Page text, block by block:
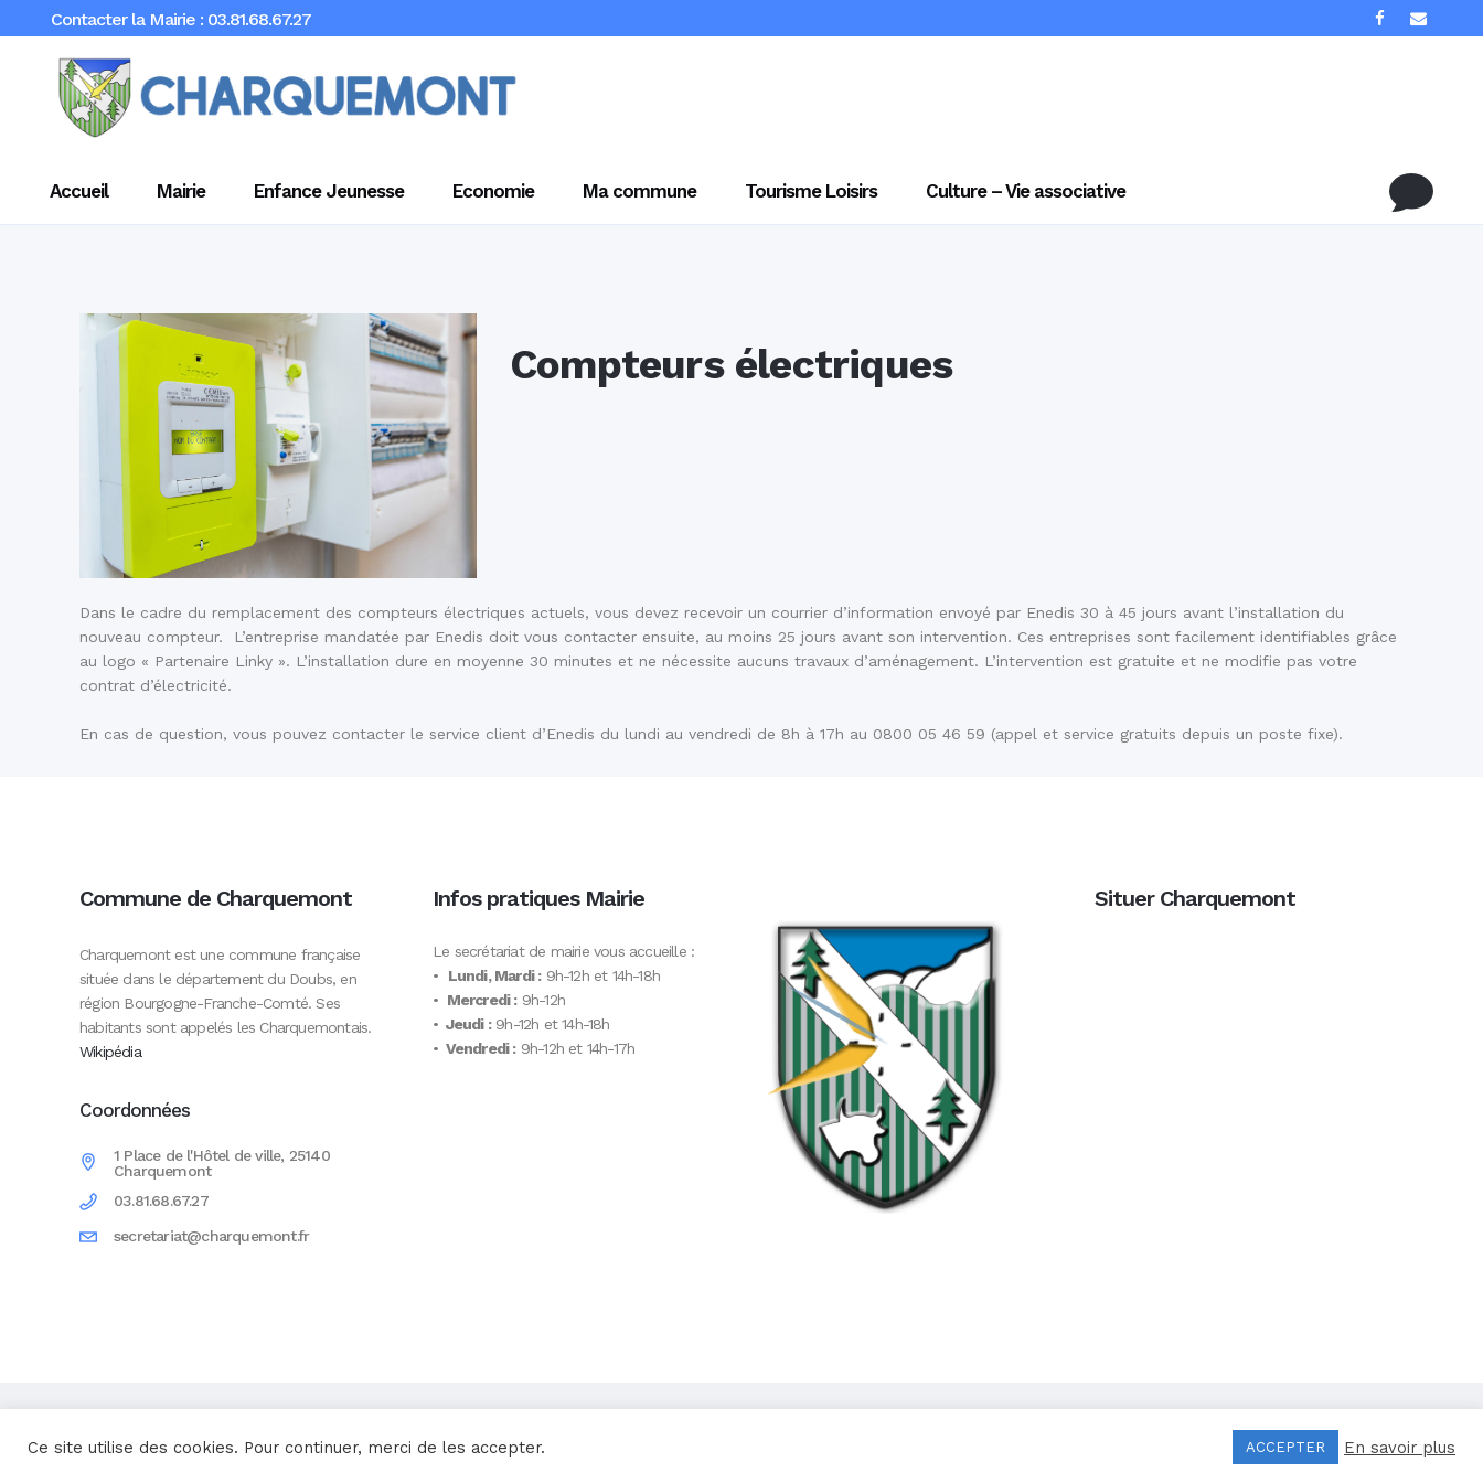
Contacter la Mairie : 03.81.68.67.27
Accueil Mairie Enfance Jeunesse Economie Ma commune Tourisme Loisirs Culture – Vie associative
Compteurs électriques
Dans le cadre du remplacement des compteurs électriques actuels, vous devez recevoir un courrier d’information envoyé par Enedis 30 à 45 jours avant l’installation du
nouveau compteur. L’entreprise mandatée par Enedis doit vous contacter ensuite, au moins 25 jours avant son intervention. Ces entreprises sont facilement identifiables grâce
au logo « Partenaire Linky ». L’installation dure en moyenne 30 minutes et ne nécessite aucuns travaux d’aménagement. L’intervention est gratuite et ne modifie pas votre
contrat d’électricité.
En cas de question, vous pouvez contacter le service client d’Enedis du lundi au vendredi de 8h à 17h au 0800 05 46 59 (appel et service gratuits depuis un poste fixe).
Commune de Charquemont
Charquemont est une commune française
située dans le département du Doubs, en
région Bourgogne-Franche-Comté. Ses
habitants sont appelés les Charquemontais.
Wikipédia
Coordonnées
1 Place de l'Hôtel de ville, 25140
Charquemont
03.81.68.67.27
secretariat@charquemont.fr
Infos pratiques Mairie
Le secrétariat de mairie vous accueille :
• Lundi, Mardi :9h-12h et 14h-18h
• Mercredi :9h-12h
• Jeudi :9h-12h et 14h-18h
• Vendredi :9h-12h et 14h-17h
Situer Charquemont
Politique de confidentialité
Ce site utilise des cookies. Pour continuer, merci de les accepter. ACCEPTER En savoir plus